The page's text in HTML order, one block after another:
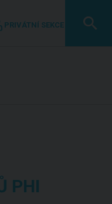
PRIVÁTNÍ SEKCE
PHI